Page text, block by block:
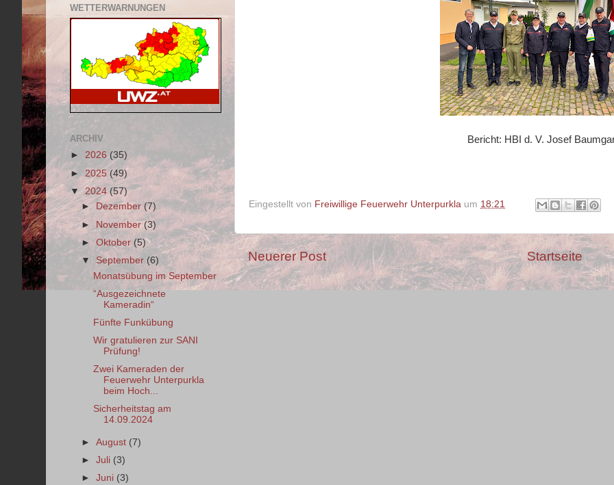
Bericht: HBI d. V. Josef
Eingestellt von Freiwillige Feuerwehr Unterpurkla um 18:21
Neuerer Post Startseite
WETTERWARNUNGEN
ARCHIV
► 2026 (35)
► 2025(49)
▼2024(57)
► Dezember(7)
► November(3)
►Oktober(5)
▼ September (6)
Monatsübung im September
“Ausgezeichnete
Kameradin“
Fünfte Funkübung
Wir gratulieren zur SANI
Prüfung!
Zwei Kameraden der
Feuerwehr Unterpurkla
beim Hoch...
Sicherheitstag am
14.09.2024
►August (7)
►Juli (3)
►Juni (3)